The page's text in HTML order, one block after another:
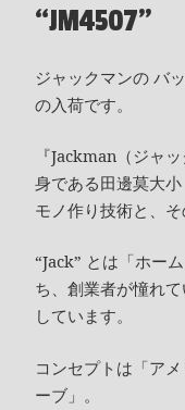
“JM4507”
ジャックマンの バ
の入荷です。
『Jackman（ジャ
身である田邊莫大
モノ作り技術と、
“Jack” とは「ホー
ち、創業者が憧れ
しています。
コンセプトは「ア
ーブ」。